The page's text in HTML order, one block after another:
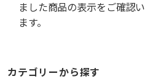
ました商品の表示をご確認
ます。
カテゴリーから探す